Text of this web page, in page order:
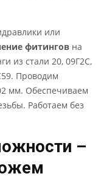
или
фитингов на
из стали 20, 09Г2С,
Проводим
мм. Обеспечиваем
Работаем без
–